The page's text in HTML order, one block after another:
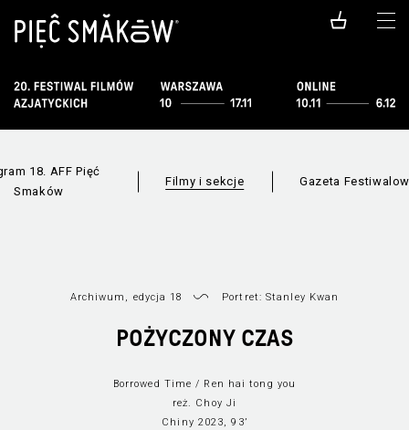
18. AFF Pięć
Smaków
Filmy i sekcje Gazeta
Archiwum, edycja 18 Portret: Stanley Kwan
POŻYCZONY CZAS
Borrowed Time / Ren hai tong you
reż. Choy Ji
Chiny 2023, 93’